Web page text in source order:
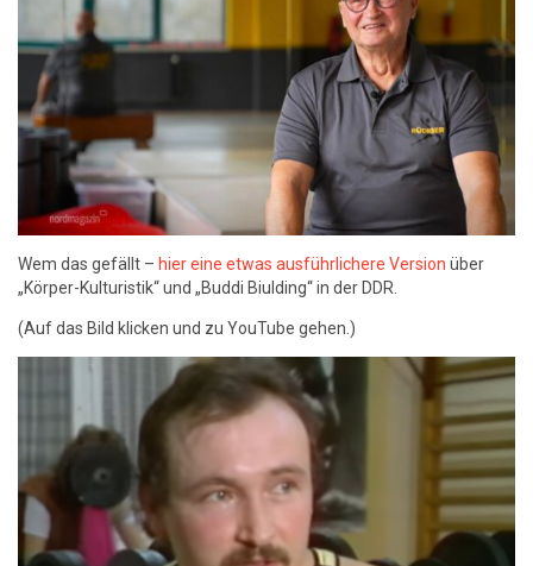
Wem das gefällt – hier eine etwas ausführlichere Version über
„Körper-Kulturistik“ und „Buddi Biulding“ in der DDR.
(Auf das Bild klicken und zu YouTube gehen.)